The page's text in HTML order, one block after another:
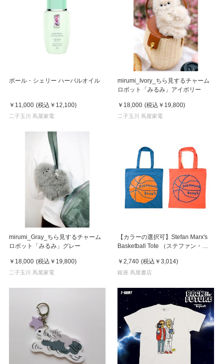
ポール・シェリー ハーバルオイル
￥11,000 (税込 ￥12,100)
二子玉川 蔦屋家電
mirumi_Ivory_ちら見するチャーム
ロボット「みるみ」アイボリー
￥18,000 (税込 ￥19,800)
二子玉川 蔦屋家電
mirumi_Gray_ちら見するチャーム
ロボット「みるみ」グレー
￥18,000 (税込 ￥19,800)
二子玉川 蔦屋家電
【カラーの選択可】Stefan Marx's
Basketball Tote （ステファン・マ
￥2,740 (税込 ￥3,014)
銀座 蔦屋書店